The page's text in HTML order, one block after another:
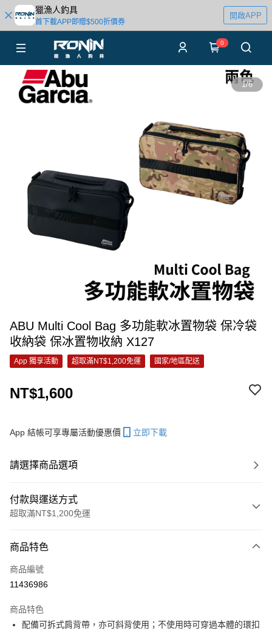
獵漁人釣具
首下載APP即贈$500折價券
開啟APP
0
1/6
ABU Multi Cool Bag 多功能軟冰置物袋 保冷袋
收納袋 保冰置物收納 X127
App 獨享活動 超取滿NT$1,200免運 國家/地區配送
NT$1,600
App 結帳可享專屬活動優惠價 立即下載
請選擇商品選項
付款與運送方式
超取滿NT$1,200免運
信用卡一次付款
信用卡分期付款
合作金庫商業銀行
華南商業銀行
彰化商業銀行
超商取貨付款
商品特色
商品編號
11436986
商品特色
配備可拆式肩背帶，亦可斜背使用；不使用時可穿過本體的環扣